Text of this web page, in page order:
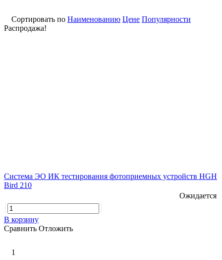
Сортировать по Наименованию Цене Популярности
Распродажа!
Система ЭО ИК тестирования фотоприемных устройств HGH
Bird 210
Ожидается
В корзину
Сравнить Отложить
1